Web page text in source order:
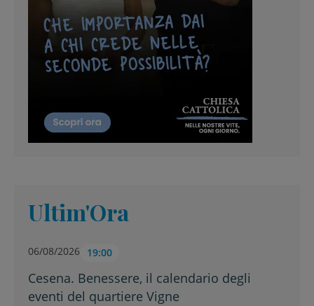
Ultim'Ora
06/08/2026 19:00
Cesena. Benessere, il calendario degli
eventi del quartiere Vigne